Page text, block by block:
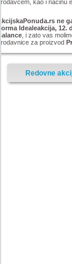
kao i načinu
ne
Idealeakcija, 12.
, i zato vas
za proizvod
Redovne